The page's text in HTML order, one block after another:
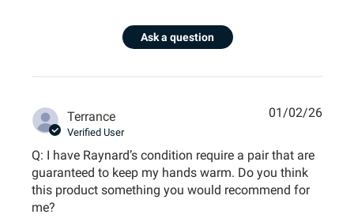
Ask a question
Terrance
Verified User
Q: I have Raynard’s condition require a pair that are
guaranteed to keep my hands warm. Do you think
this product something you would recommend for
me?
01/02/26